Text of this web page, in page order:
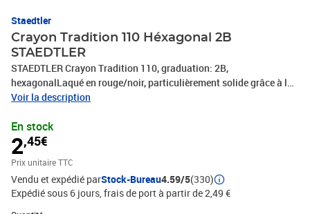
Staedtler
Crayon Tradition 110 Héxagonal 2B
STAEDTLER
STAEDTLER Crayon Tradition 110, graduation: 2B,
hexagonalLaqué en rouge/noir, particulièrement solide grâce à la
mineEncollée résistante au bris
Voir la description
En stock
2,45€
Prix unitaire TTC
Vendu et expédié parStock-Bureau4.59/5(330)
Expédié sous 6 jours, frais de port à partir de 2,49 €